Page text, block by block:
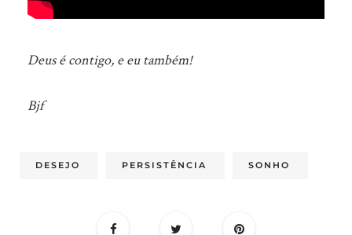
Deus é contigo, e eu também!
Bjf
DESEJO PERSISTÊNCIA SONHO